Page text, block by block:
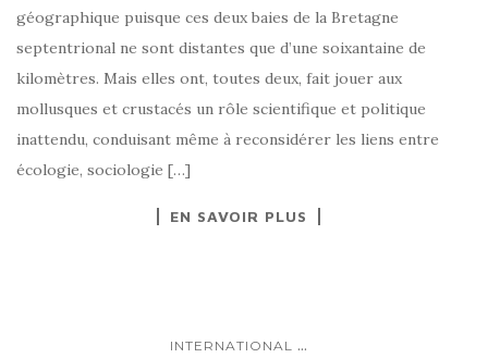
géographique puisque ces deux baies de la Bretagne
septentrional ne sont distantes que d’une soixantaine de
kilomètres. Mais elles ont, toutes deux, fait jouer aux
mollusques et crustacés un rôle scientifique et politique
inattendu, conduisant même à reconsidérer les liens entre
écologie, sociologie […]
EN SAVOIR PLUS
INTERNATIONAL ...